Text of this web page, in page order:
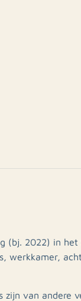
(bj. 2022) in
werkkamer,
zijn van andere